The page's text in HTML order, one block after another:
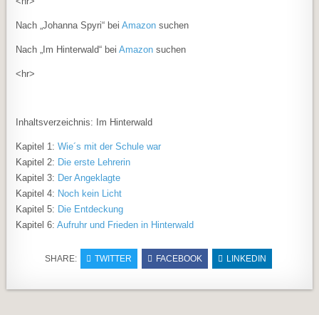
Nach „Johanna Spyri“ beiAmazon suchen
Nach „Im Hinterwald“ beiAmazon suchen
<hr>
Inhaltsverzeichnis: Im Hinterwald
Kapitel 1:Wie´s mit der Schule war
Kapitel 2: Die erste Lehrerin
Kapitel 3: Der Angeklagte
Kapitel 4: Noch kein Licht
Kapitel 5: Die Entdeckung
Kapitel 6:Aufruhr und Frieden in Hinterwald
SHARE: TWITTER FACEBOOK LINKEDIN